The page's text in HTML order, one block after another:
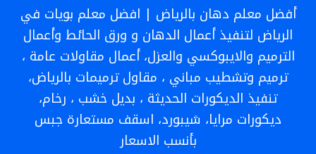
الرياض
–
تكلفة
حوائط
جبس
بورد
الرياض
أفضل معلم دهان بالرياض | افضل معلم بويات في
الرياض لتنفيذ أعمال الدهان و ورق الحائط وأعمال
الترميم والايبوكسي والعزل، أعمال مقاولات عامة ،
ترميم وتشطيب مباني ، مقاول ترميمات بالرياض،
تنفيذ الديكورات الحديثة ، بديل خشب ، رخام،
ديكورات مرايا، شيبورد، اسقف مستعارة جبس
بأنسب الاسعار